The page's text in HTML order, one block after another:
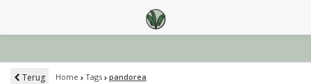
Terug Home Tags pandorea